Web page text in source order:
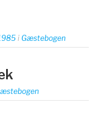
i Gæstebogen